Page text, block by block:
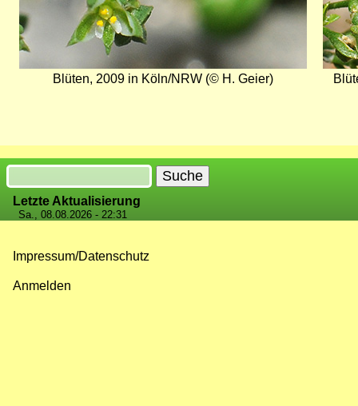
Blüten, 2009 in Köln/NRW (© H. Geier)
Suche
Letzte Aktualisierung
Sa., 08.08.2026 - 22:31
Impressum/Datenschutz
Anmelden